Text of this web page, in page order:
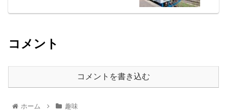
コメント
コメントを書き込む
ホーム 趣味